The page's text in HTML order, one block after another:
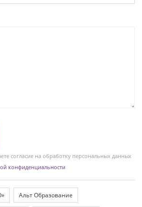
согласие на обработку персональных данных
конфиденциальности
Альт Образование